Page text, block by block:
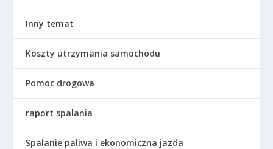
Inny temat
Koszty utrzymania samochodu
Pomoc drogowa
raport spalania
Spalanie paliwa i ekonomiczna jazda